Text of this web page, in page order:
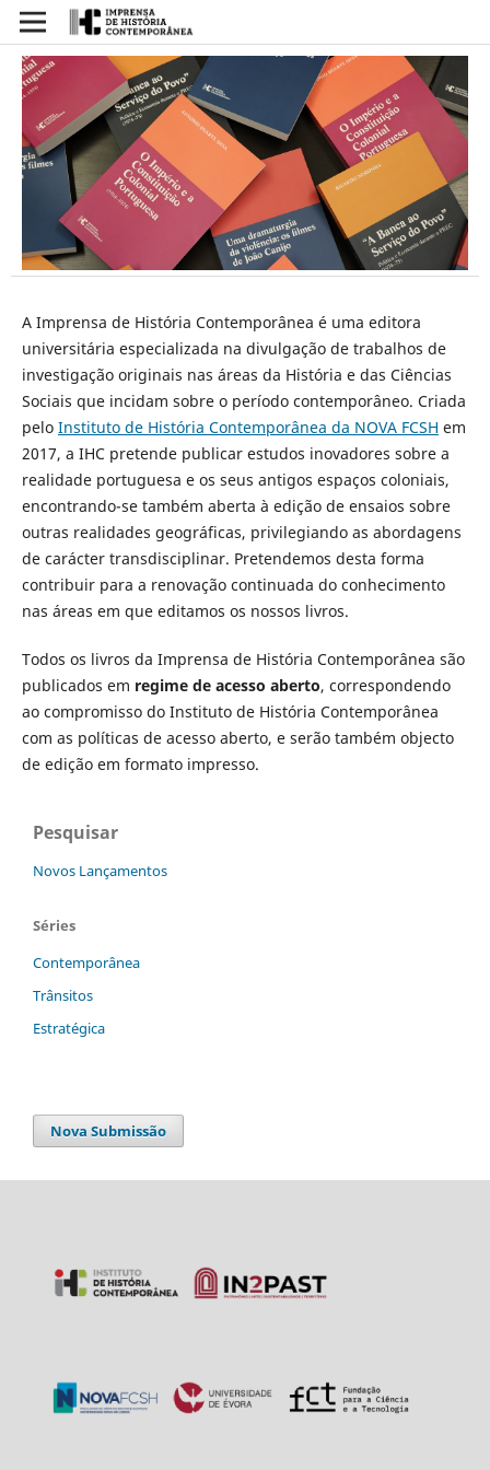
A Imprensa de História Contemporânea é uma editora
universitária especializada na divulgação de trabalhos de
investigação originais nas áreas da História e das Ciências
Sociais que incidam sobre o período contemporâneo. Criada
pelo Instituto de História Contemporânea da NOVA FCSH em
2017, a IHC pretende publicar estudos inovadores sobre a
realidade portuguesa e os seus antigos espaços coloniais,
encontrando-se também aberta à edição de ensaios sobre
outras realidades geográficas, privilegiando as abordagens
de carácter transdisciplinar. Pretendemos desta forma
contribuir para a renovação continuada do conhecimento
nas áreas em que editamos os nossos livros.
Todos os livros da Imprensa de História Contemporânea são
publicados em regime de acesso aberto, correspondendo
ao compromisso do Instituto de História Contemporânea
com as políticas de acesso aberto, e serão também objecto
de edição em formato impresso.
Pesquisar
Novos Lançamentos
Séries
Contemporânea
Trânsitos
Estratégica
Nova Submissão